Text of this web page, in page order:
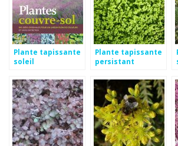
Plante tapissante
soleil
Plante tapissante
persistant